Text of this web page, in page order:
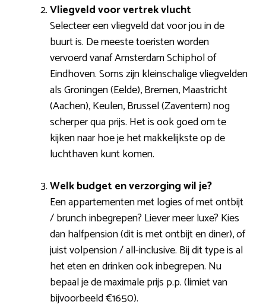
Vliegveld voor vertrek vlucht
Selecteer een vliegveld dat voor jou in de
buurt is. De meeste toeristen worden
vervoerd vanaf Amsterdam Schiphol of
Eindhoven. Soms zijn kleinschalige vliegvelden
als Groningen (Eelde), Bremen, Maastricht
(Aachen), Keulen, Brussel (Zaventem) nog
scherper qua prijs. Het is ook goed om te
kijken naar hoe je het makkelijkste op de
luchthaven kunt komen.
Welk budget en verzorging wil je?
Een appartementen met logies of met ontbijt
/ brunch inbegrepen? Liever meer luxe? Kies
dan halfpension (dit is met ontbijt en diner), of
juist volpension / all-inclusive. Bij dit type is al
het eten en drinken ook inbegrepen. Nu
bepaal je de maximale prijs p.p. (limiet van
bijvoorbeeld €1650).